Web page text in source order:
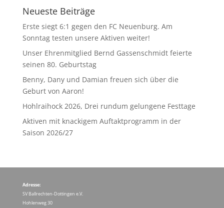
Neueste Beiträge
Erste siegt 6:1 gegen den FC Neuenburg. Am
Sonntag testen unsere Aktiven weiter!
Unser Ehrenmitglied Bernd Gassenschmidt feierte
seinen 80. Geburtstag
Benny, Dany und Damian freuen sich über die
Geburt von Aaron!
Hohlraihock 2026, Drei rundum gelungene Festtage
Aktiven mit knackigem Auftaktprogramm in der
Saison 2026/27
Adresse:
SV Ballrechten-Dottingen e.V.
Hohlenweg 30